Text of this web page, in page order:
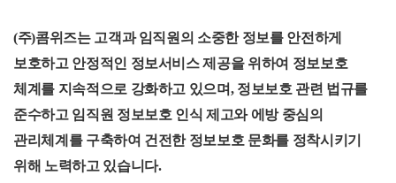
(주)콤위즈는 고객과 임직원의 소중한 정보를 안전하게
보호하고 안정적인 정보서비스 제공을 위하여 정보보호
체계를 지속적으로 강화하고 있으며, 정보보호 관련 법규를
준수하고 임직원 정보보호 인식 제고와 에방 중심의
관리체계를 구축하여 건전한 정보보호 문화를 정착시키기
위해 노력하고 있습니다.